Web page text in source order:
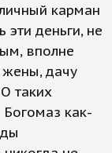
карман
эти деньги, не
вполне
жены, дачу
таких
как-